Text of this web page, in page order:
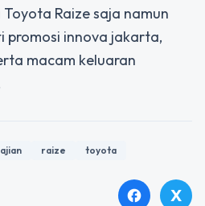
Raize saja namun
promosi innova jakarta,
macam keluaran
raize toyota
facebook X